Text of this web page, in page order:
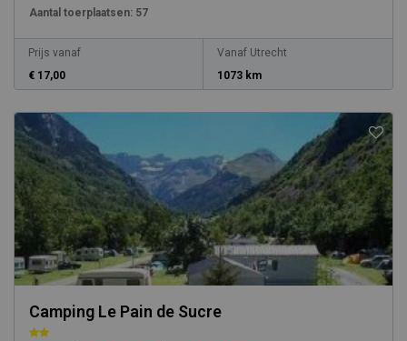
Aantal toerplaatsen: 57
Prijs vanaf
€ 17,00
Vanaf Utrecht
1073 km
Camping Le Pain de Sucre